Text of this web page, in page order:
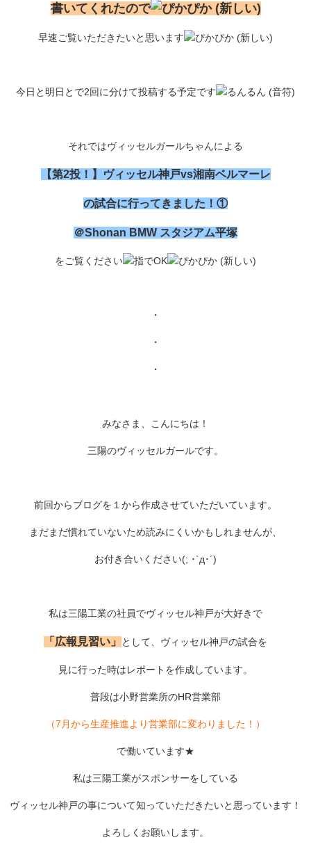
書いてくれたので
早速ご覧いただきたいと思います
今日と明日とで2回に分けて投稿する予定です
それではヴィッセルガールちゃんによる
【第2投！】ヴィッセル神戸vs湘南ベルマーレ
の試合に行ってきました！①
＠Shonan BMW スタジアム平塚
をご覧ください
・
・
・
みなさま、こんにちは！
三陽のヴィッセルガールです。
前回からブログを１から作成させていただいています。
まだまだ慣れていないため読みにくいかもしれませんが、
お付き合いください(; ･`д･´)
私は三陽工業の社員でヴィッセル神戸が大好きで
「広報見習い」 として、ヴィッセル神戸の試合を
見に行った時はレポートを作成しています。
普段は小野営業所のHR営業部
（7月から生産推進より営業部に変わりました！）
で働いています★
私は三陽工業がスポンサーをしている
ヴィッセル神戸の事について知っていただきたいと思っています！
よろしくお願いします。